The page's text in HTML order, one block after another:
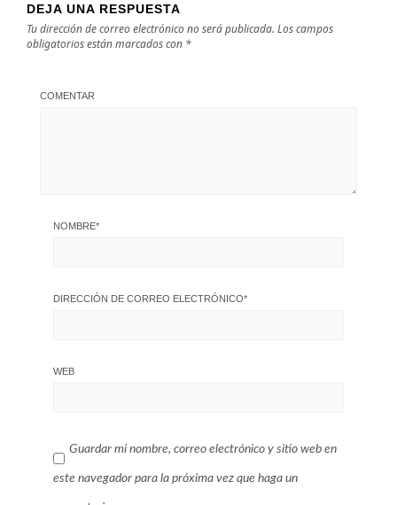
DEJA UNA RESPUESTA
Tu dirección de correo electrónico no será publicada. Los campos
obligatorios están marcados con *
COMENTAR
NOMBRE*
DIRECCIÓN DE CORREO ELECTRÓNICO*
WEB
Guardar mi nombre, correo electrónico y sitio web en
este navegador para la próxima vez que haga un